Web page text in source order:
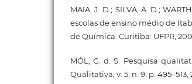
MAIA, J. D.; SILVA, A. D.;
escolas de ensino médio de
de Química. Curitiba: UFPR,
MÓL, G. d. S. Pesquisa
Qualitativa, v. 5, n. 9, p. 495–513,